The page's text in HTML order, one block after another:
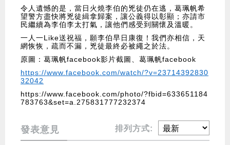
令人遺憾的是，當日火燒李伯的兇徒仍在逃，葛珮帆希
望警方盡快將兇徒緝拿歸案，讓公義得以彰顯；亦請市
民繼續為李伯李太打氣，讓他們感受到關懷及溫暖。
一人一Like送祝福，願李伯早日康復！我們亦相信，天
網恢恢，疏而不漏，兇徒最終必被繩之於法。
原圖：葛珮帆facebook影片截圖、葛珮帆facebook
https://www.facebook.com/watch/?v=23714392830
32042
https://www.facebook.com/photo/?fbid=633651184
783763&set=a.275831777232374
發表意見 排列方式: